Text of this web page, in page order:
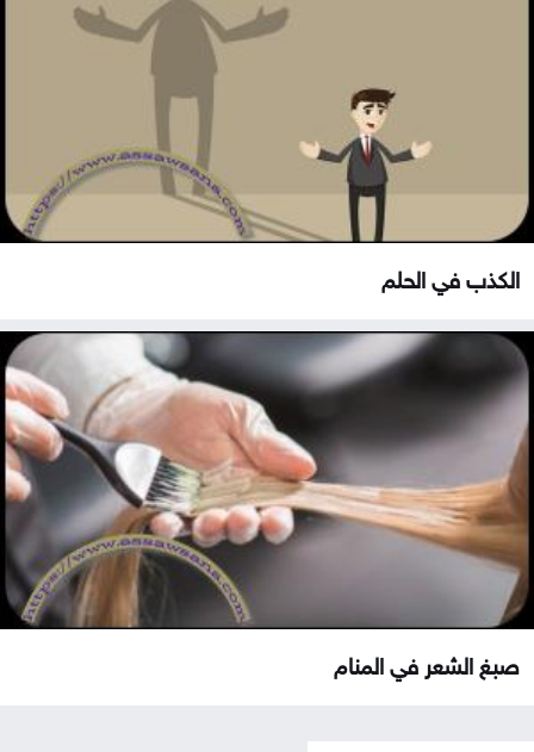
الكذب في الحلم
صبغ الشعر في المنام